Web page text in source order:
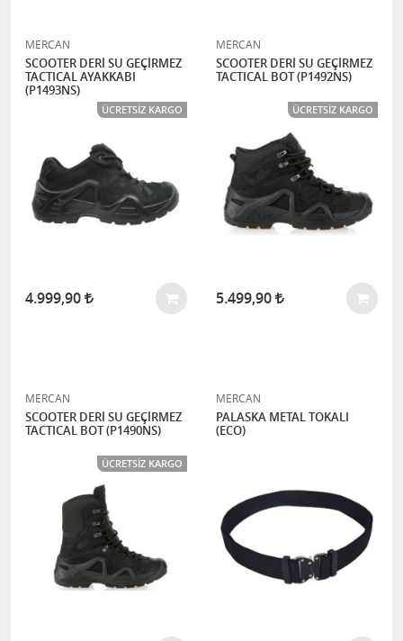
MERCAN
SCOOTER DERİ SU GEÇİRMEZ
TACTICAL AYAKKABI
(P1493NS)
ÜCRETSIZ KARGO
4.999,90
MERCAN
SCOOTER DERİ SU GEÇİRMEZ
TACTICAL BOT (P1492NS)
ÜCRETSIZ KARGO
5.499,90
MERCAN
SCOOTER DERİ SU GEÇİRMEZ
TACTICAL BOT (P1490NS)
ÜCRETSIZ KARGO
MERCAN
PALASKA METAL TOKALI
(ECO)